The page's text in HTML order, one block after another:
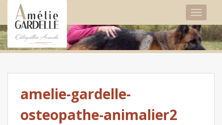
amelie-gardelle-
osteopathe-animalier2